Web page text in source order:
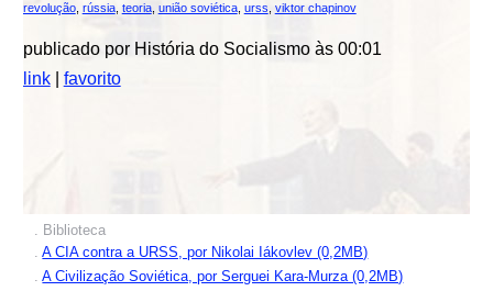
revolução, rússia, teoria, união soviética, urss viktor chapinov
publicado por História do Socialismo às 00:01
link| favorito
. Biblioteca
.A CIA contra a URSS, por Nikolai Iákovlev (0,2MB)
.A Civilização Soviética, por Serguei Kara-Murza (0,2MB)